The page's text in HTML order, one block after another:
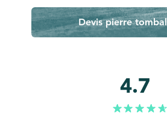
Devis pierre
4.7